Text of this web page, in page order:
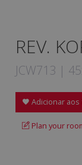
REV.
JCW713 |
Adicionar
Plan your